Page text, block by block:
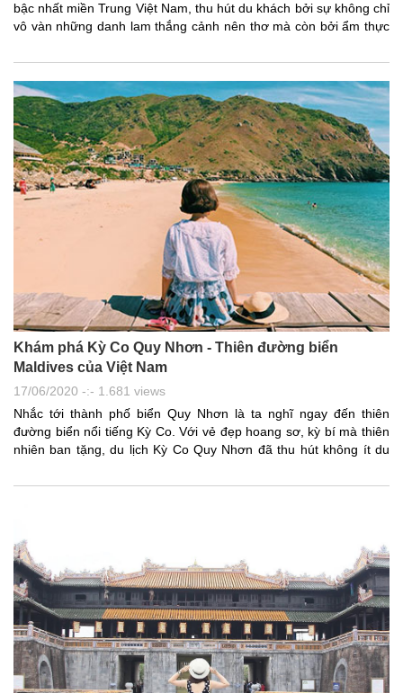
bậc nhất miền Trung Việt Nam, thu hút du khách bởi sự không chỉ
vô vàn những danh lam thắng cảnh nên thơ mà còn bởi ẩm thực
khó quên cho du khách. Những điểm đến đặc biệt nào không thể
bỏ qua trong chuyến đi Đà Nẵng của bạn? Bên cạnh những bờ
biển xanh mướt, bạn có thể tận hưởng trọn vẹn những khoảnh
khắc thư giãn cùng gia đình và bạn bè tại những điểm du lịch Đà
Nẵng nổi tiếng như Bà Nà Hills, cầu Rồng hay Ngũ Hành Sơn.
Nếu bạn đang lên kế hoạch tham quan thành phố đáng sống nhất
Việt Nam, đừng bỏ lỡ danh sách top 5 địa điểm du lịch Đà Nẵng
không thể bỏ qua dưới đây để có một hành trình trọn vẹn và đáng
Khám phá Kỳ Co Quy Nhơn - Thiên đường biển
Maldives của Việt Nam
17/06/2020 -:- 1.681 views
Nhắc tới thành phố biển Quy Nhơn là ta nghĩ ngay đến thiên
đường biển nổi tiếng Kỳ Co. Với vẻ đẹp hoang sơ, kỳ bí mà thiên
nhiên ban tặng, du lịch Kỳ Co Quy Nhơn đã thu hút không ít du
tuyệt vời để trải nghiệm tự nhiên cùng cả gia đình - nơi được ví